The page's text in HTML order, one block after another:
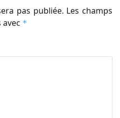
pas publiée. Les champs
*